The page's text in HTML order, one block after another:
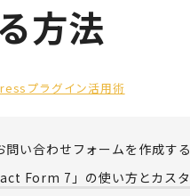
方法
プラグイン活用術
い合わせフォームを作成す
Form 7」の使い方とカス